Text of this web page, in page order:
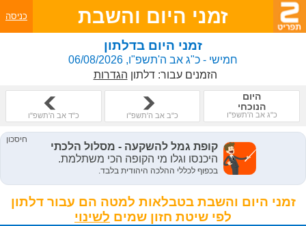
זמני היום והשבת כניסה
זמני היום בדלתון
חמישי - כ"ג אב ה'תשפ"ו, 06/08/2026
הזמנים עבור:דלתון הגדרות
היום
הנוכחי
כ"ג אב ה'תשפ"ו כ"ב אב ה'תשפ"ו כ"ד אב ה'תשפ"ו
זמני היום והשבת בטבלאות למטה הם עבור דלתון
לפי שיטת חזון שמים